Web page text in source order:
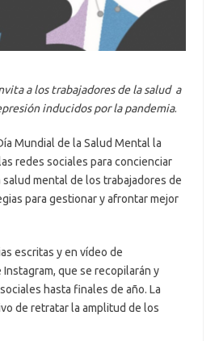
a los trabajadores de la salud a
inducidos por la pandemia.
Mundial de la Salud Mental la
redes sociales para concienciar
mental de los trabajadores de
para gestionar y afrontar mejor
escritas y en vídeo de
que se recopilarán y
hasta finales de año. La
de retratar la amplitud de los